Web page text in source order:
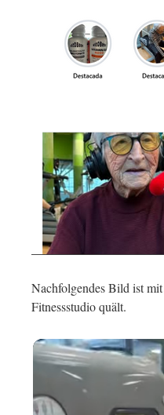
Nachfolgendes Bild ist mit
Fitnessstudio quält.